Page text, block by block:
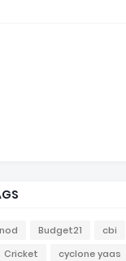
Budget21 cbi
Cricket cyclone yaas